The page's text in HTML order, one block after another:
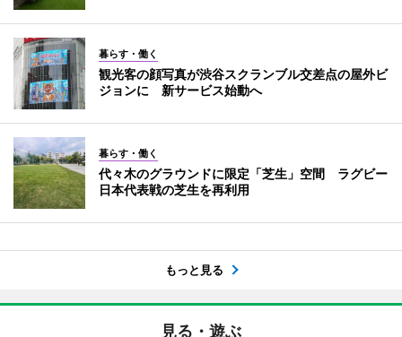
暮らす・働く
観光客の顔写真が渋谷スクランブル交差点の屋外ビ
ジョンに 新サービス始動へ
暮らす・働く
代々木のグラウンドに限定「芝生」空間 ラグビー
日本代表戦の芝生を再利用
もっと見る
見る・遊ぶ